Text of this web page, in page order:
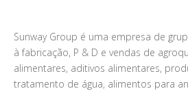
Sunway Group é uma empresa de
à fabricação, P & D e vendas de
alimentares, aditivos alimentares,
tratamento de água, alimentos para